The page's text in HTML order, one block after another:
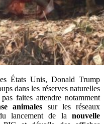
États Unis, Donald Trump
dans les réserves naturelles
faites attendre notamment
animales sur les réseaux
lancement de la nouvelle